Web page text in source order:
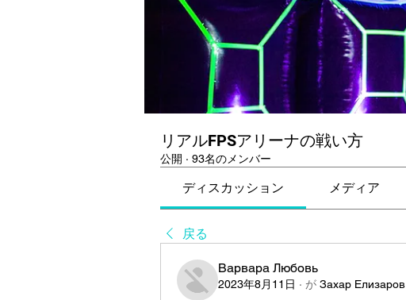
リアルFPSアリーナの戦い方
公開 · 93名のメンバー
ディスカッション メディア
戻る
Варвара Любовь
2023年8月11日 · が Захар Елизаров